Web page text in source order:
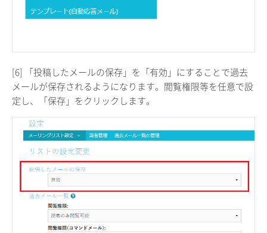
[6] 「投稿したメールの保存」を「有効」にすることで過去
メールが保存されるようになります。閲覧権限等を任意で設
定し、「保存」をクリックします。